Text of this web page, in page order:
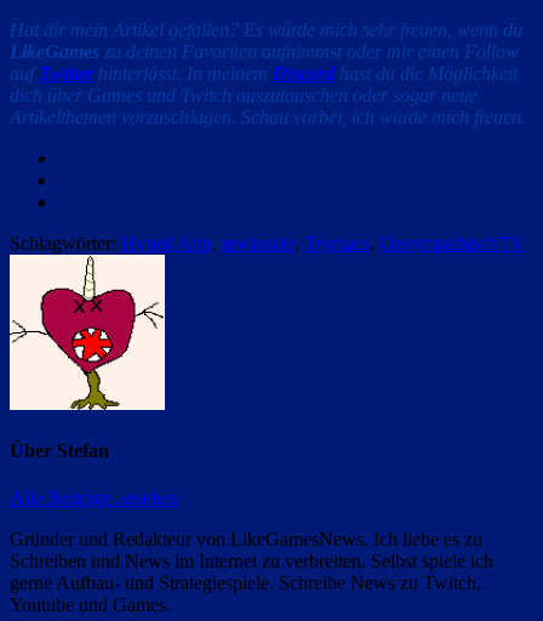
Hat dir mein Artikel gefallen? Es würde mich sehr freuen, wenn du
LikeGames zu deinen Favoriten aufnimmst oder mir einen Follow
aufTwitter hinterlässt. In meinem Discord hast du die Möglichkeit
dich über Games und Twitch auszutauschen oder sogar neue
Artikelthemen vorzuschlagen. Schau vorbei, ich würde mich freuen.
Schlagwörter: Hyped App, rewinside, Trymacs, UnsympathischTV
Über Stefan
Alle Beiträge ansehen
Gründer und Redakteur von LikeGamesNews. Ich liebe es zu
Schreiben und News im Internet zu verbreiten. Selbst spiele ich
gerne Aufbau- und Strategiespiele. Schreibe News zu Twitch,
Youtube und Games.